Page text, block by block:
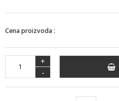
Cena proizvoda :
+
-